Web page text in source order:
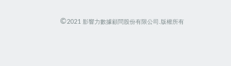
©2021 影響力數據顧問股份有限公司.版權所有